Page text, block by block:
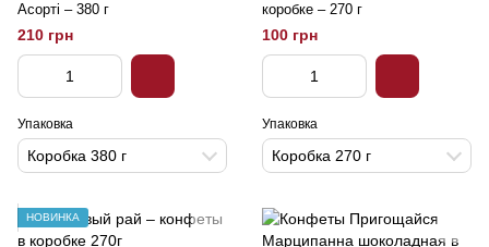
Асорті – 380 г
210 грн
Упаковка
Коробка 380 г
коробке – 270 г
100 грн
Упаковка
Коробка 270 г
НОВИНКА